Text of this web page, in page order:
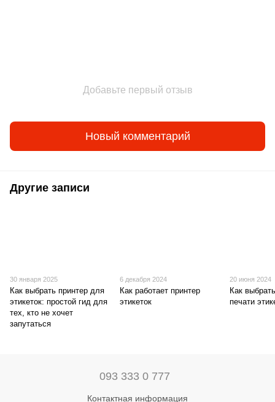
Добавьте первый отзыв
Новый комментарий
Другие записи
30 января 2025
Как выбрать принтер для
этикеток: простой гид для
тех, кто не хочет
запутаться
6 декабря 2024
Как работает принтер
этикеток
20 июня 2024
Как
печати
093 333 0 777
Контактная информация